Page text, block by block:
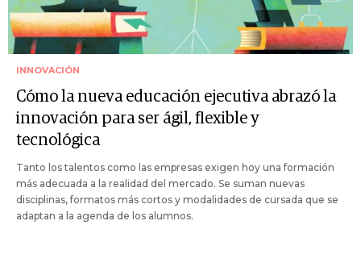
INNOVACIÓN
Cómo la nueva educación ejecutiva abrazó la
innovación para ser ágil, flexible y
tecnológica
Tanto los talentos como las empresas exigen hoy una formación
más adecuada a la realidad del mercado. Se suman nuevas
disciplinas, formatos más cortos y modalidades de cursada que se
adaptan a la agenda de los alumnos.